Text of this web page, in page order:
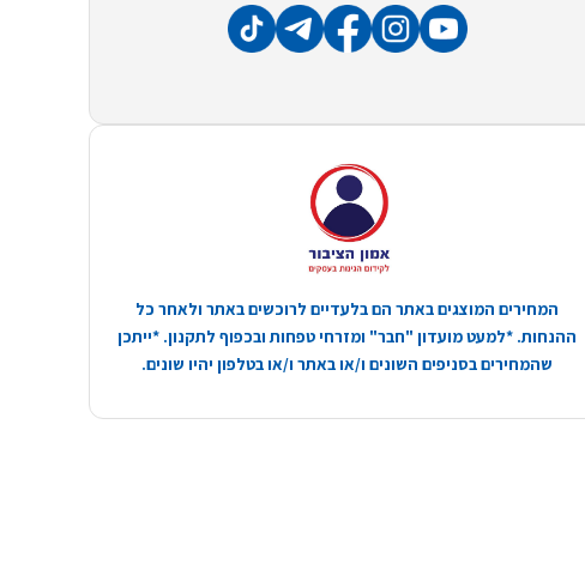
המחירים המוצגים באתר הם בלעדיים לרוכשים באתר ולאחר כל
ההנחות. *למעט מועדון "חבר" ומזרחי טפחות ובכפוף לתקנון. *ייתכן
שהמחירים בסניפים השונים ו/או באתר ו/או בטלפון יהיו שונים.